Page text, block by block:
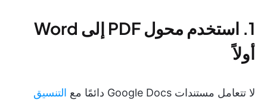
1. استخدم محول PDF إلى Word
أولاً
لا تتعامل مستندات Google Docs دائمًا مع
التنسيق